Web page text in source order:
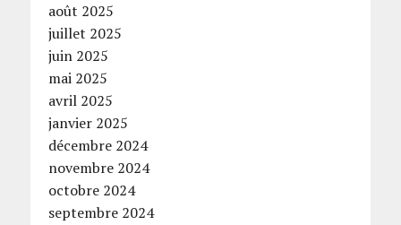
août 2025
juillet 2025
juin 2025
mai 2025
avril 2025
janvier 2025
décembre 2024
novembre 2024
octobre 2024
septembre 2024